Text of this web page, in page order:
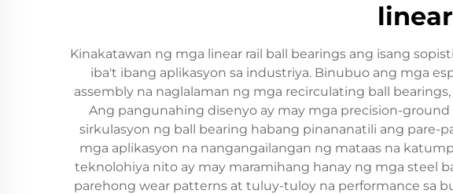
Kinakatawan ng mga linear rail ball bearings ang isang
iba't ibang aplikasyon sa industriya. Binubuo ang mga
assembly na naglalaman ng mga recirculating ball
Ang pangunahing disenyo ay may mga precision-ground
sirkulasyon ng ball bearing habang pinananatili ang pare-
mga aplikasyon na nangangailangan ng mataas na
teknolohiya nito ay may maramihang hanay ng mga steel
parehong wear patterns at tuluy-tuloy na performance sa